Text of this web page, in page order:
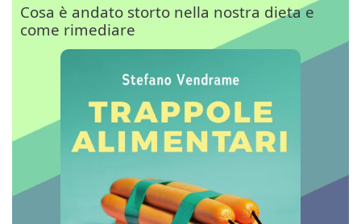
Cosa è andato storto nella nostra dieta e
come rimediare